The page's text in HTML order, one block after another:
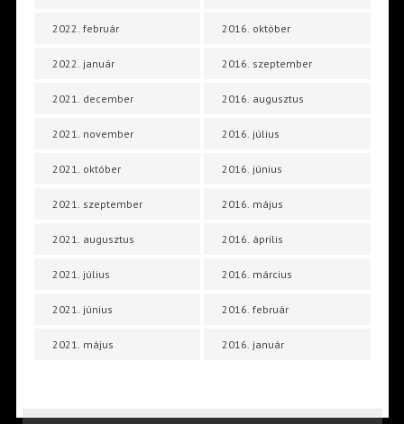
2022. február
2022. január
2021. december
2021. november
2021. október
2021. szeptember
2021. augusztus
2021. július
2021. június
2021. május
2016. október
2016. szeptember
2016. augusztus
2016. július
2016. június
2016. május
2016. április
2016. március
2016. február
2016. január